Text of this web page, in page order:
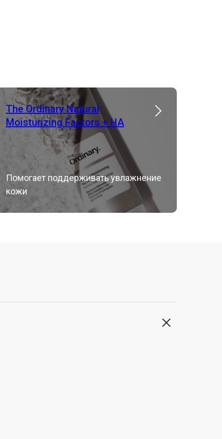
The Ordinary Natural
Moisturizing Factors + HA
Помогает поддерживать увлажнение
кожи